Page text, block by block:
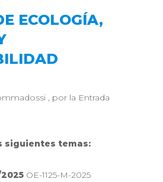
ECOLOGÍA,
, por la Entrada
siguientes temas:
OE-1125-M-2025